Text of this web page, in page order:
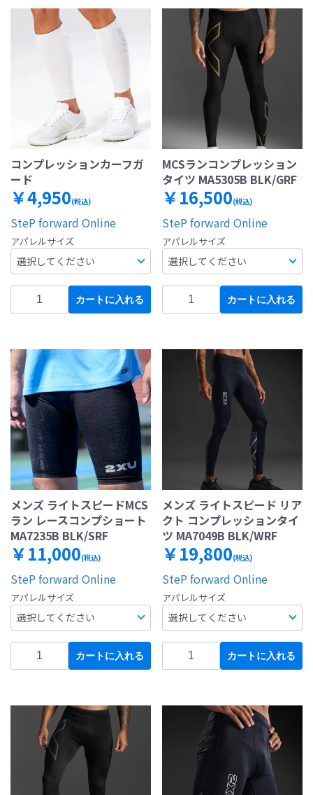
コンプレッションカーフガ
ード
￥4,950(税込)
SteP forward Online
アパレルサイズ
カートに入れる
MCSランコンプレッション
タイツ MA5305B BLK/GRF
￥16,500(税込)
SteP forward Online
アパレルサイズ
カートに入れる
メンズ ライトスピードMCS
ラン レースコンプショート
MA7235B BLK/SRF
￥11,000(税込)
SteP forward Online
アパレルサイズ
カートに入れる
メンズ ライトスピード リア
クト コンプレッションタイ
ツ MA7049B BLK/WRF
￥19,800(税込)
SteP forward Online
アパレルサイズ
カートに入れる